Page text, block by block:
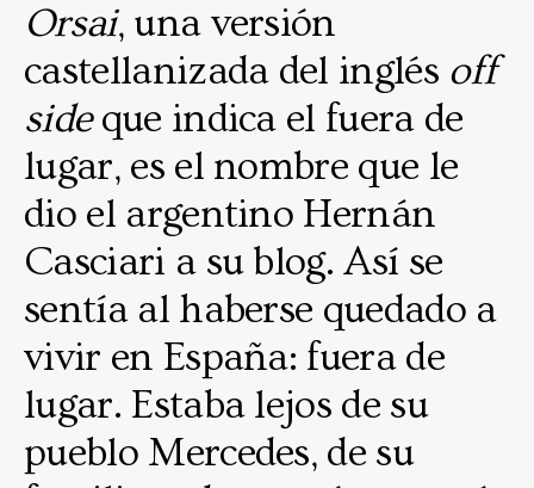
Orsai, una versión
castellanizada del inglés off
sideque indica el fuera de
lugar, es el nombre que le
dio el argentino Hernán
Casciari a su blog. Así se
sentía al haberse quedado a
vivir en España: fuera de
lugar. Estaba lejos de su
pueblo Mercedes, de su